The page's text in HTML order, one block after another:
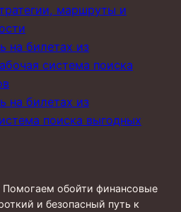
маршруты и
на билетах из
система поиска
на билетах из
поиска выгодных
обойти финансовые
и безопасный путь к